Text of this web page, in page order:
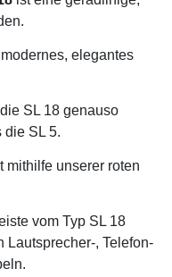
elegantes
SL 18 genauso
die SL 5.
mithilfe unserer roten
vom Typ SL 18
Lautsprecher-, Telefon-